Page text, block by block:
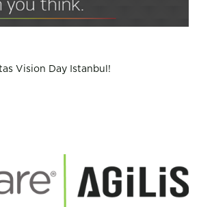
Vision Day Istanbul!